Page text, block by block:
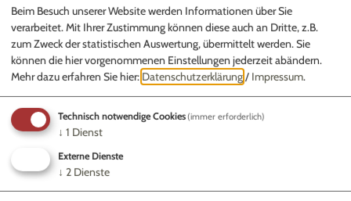
Abteilung 1: Hauptverwaltung
Kommunales Bau- und Liegenschaftsamt
Bauamt
Bauordnung
Ausnahmegenehmigung zum Befahren von Straßen
Beim Besuch unserer Website werden Informationen über Sie
verarbeitet. Mit Ihrer Zustimmung können diese auch an Dritte, z.B.
zum Zweck der statistischen Auswertung, übermittelt werden. Sie
können die hier vorgenommenen Einstellungen jederzeit abändern.
Mehr dazu erfahren Sie hier: Datenschutzerklärung/ Impressum.
Technisch notwendige Cookies(immer erforderlich)
↓ 1 Dienst
Externe Dienste
↓ 2 Dienste